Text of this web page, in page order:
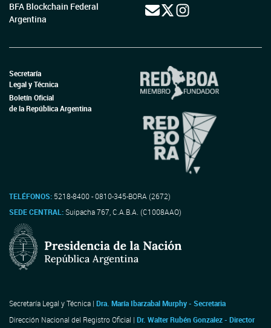
BFA Blockchain Federal
Argentina
Secretaría
Legal y Técnica
Boletín Oficial
de la República Argentina
TELÉFONOS: 5218-8400 - 0810-345-BORA (2672)
SEDE CENTRAL:Suipacha 767, C.A.B.A. (C1008AAO)
Secretaría Legal y Técnica | Dra. María Ibarzabal Murphy - Secretaria
Dirección Nacional del Registro Oficial | Dr. Walter Rubén Gonzalez - Director